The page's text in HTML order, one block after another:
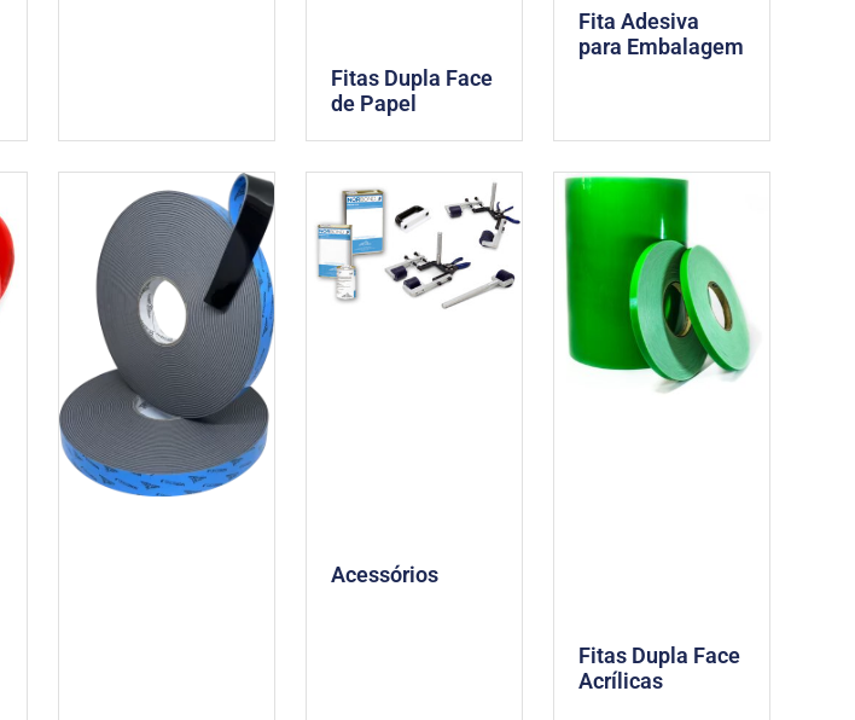
Fitas Dupla Face
de Papel
Fita Adesiva
para Embalagem
Acessórios
Fitas Dupla Face
Acrílicas